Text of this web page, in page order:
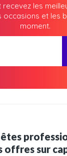
recevez les
occasions et les
moment.
offres sur